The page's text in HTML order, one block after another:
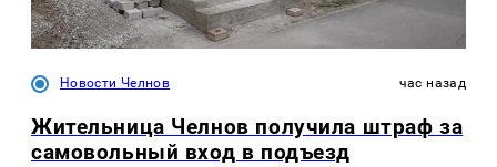
Новости Челнов час назад
Жительница Челнов получила штраф за
самовольный вход в подъезд